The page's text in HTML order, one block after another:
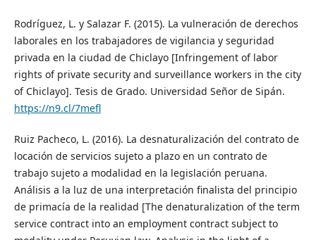
Rodríguez, L. y Salazar F. (2015). La vulneración de derechos
laborales en los trabajadores de vigilancia y seguridad
privada en la ciudad de Chiclayo [Infringement of labor
rights of private security and surveillance workers in the city
of Chiclayo]. Tesis de Grado. Universidad Señor de Sipán.
https://n9.cl/7mefl
Ruiz Pacheco, L. (2016). La desnaturalización del contrato de
locación de servicios sujeto a plazo en un contrato de
trabajo sujeto a modalidad en la legislación peruana.
Análisis a la luz de una interpretación finalista del principio
de primacía de la realidad [The denaturalization of the term
service contract into an employment contract subject to